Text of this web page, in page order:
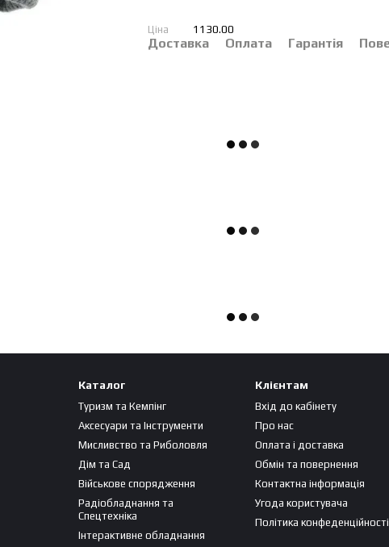
Ціна 1130.00
Доставка Оплата Гарантія
Каталог
Туризм та Кемпінг
Аксесуари та Інструменти
Мисливство та Риболовля
Дім та Сад
Військове спорядження
Радіобладнання та
Спецтехніка
Інтерактивне обладнання
Клієнтам
Вхід до кабінету
Про нас
Оплата і доставка
Обмін та повернення
Контактна інформація
Угода користувача
Політика конфеденційності